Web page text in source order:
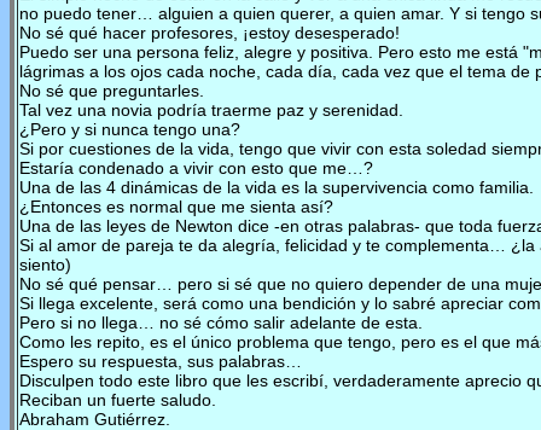
no puedo tener… alguien a quien querer, a quien amar. Y si tengo
No sé qué hacer profesores, ¡estoy desesperado!
Puedo ser una persona feliz, alegre y positiva. Pero esto me está
lágrimas a los ojos cada noche, cada día, cada vez que el tema de
No sé que preguntarles.
Tal vez una novia podría traerme paz y serenidad.
¿Pero y si nunca tengo una?
Si por cuestiones de la vida, tengo que vivir con esta soledad
Estaría condenado a vivir con esto que me…?
Una de las 4 dinámicas de la vida es la supervivencia como familia.
¿Entonces es normal que me sienta así?
Una de las leyes de Newton dice -en otras palabras- que toda
Si al amor de pareja te da alegría, felicidad y te complementa…
siento)
No sé qué pensar… pero si sé que no quiero depender de una
Si llega excelente, será como una bendición y lo sabré apreciar
Pero si no llega… no sé cómo salir adelante de esta.
Como les repito, es el único problema que tengo, pero es el que
Espero su respuesta, sus palabras…
Disculpen todo este libro que les escribí, verdaderamente aprecio
Reciban un fuerte saludo.
Abraham Gutiérrez.